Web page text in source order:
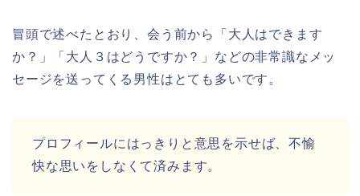
冒頭で述べたとおり、会う前から「大人はできます
か？」「大人３はどうですか？」などの非常識なメッ
セージを送ってくる男性はとても多いです。
プロフィールにはっきりと意思を示せば、不愉
快な思いをしなくて済みます。